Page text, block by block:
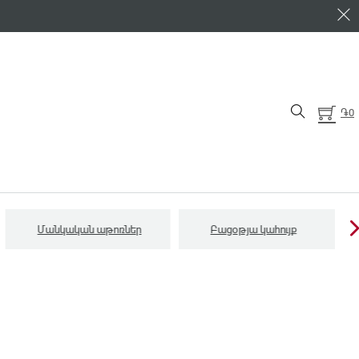
֏0
Մանկական աթոռներ Բացօթյա կահույք